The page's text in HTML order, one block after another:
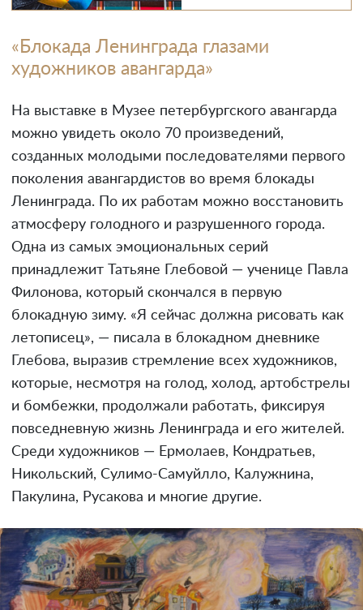
«Блокада Ленинграда глазами
художников авангарда»
На выставке в Музее петербургского авангарда
можно увидеть около 70 произведений,
созданных молодыми последователями первого
поколения авангардистов во время блокады
Ленинграда. По их работам можно восстановить
атмосферу голодного и разрушенного города.
Одна из самых эмоциональных серий
принадлежит Татьяне Глебовой — ученице Павла
Филонова, который скончался в первую
блокадную зиму. «Я сейчас должна рисовать как
летописец», — писала в блокадном дневнике
Глебова, выразив стремление всех художников,
которые, несмотря на голод, холод, артобстрелы
и бомбежки, продолжали работать, фиксируя
повседневную жизнь Ленинграда и его жителей.
Среди художников — Ермолаев, Кондратьев,
Никольский, Сулимо-Самуйлло, Калужнина,
Пакулина, Русакова и многие другие.